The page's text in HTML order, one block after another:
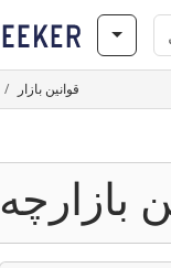
قوانین بازار
بازارچه